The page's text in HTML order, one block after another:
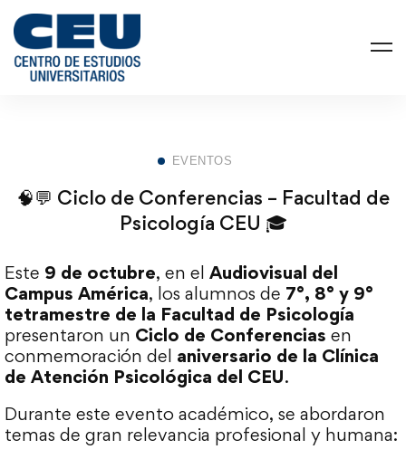
EVENTOS
🧠💬 Ciclo de Conferencias – Facultad de
Psicología CEU 🎓
Este 9 de octubre, en el Audiovisual del
Campus América, los alumnos de 7°, 8° y 9°
tetramestre de la Facultad de Psicología
presentaron un Ciclo de Conferencias en
conmemoración del aniversario de la Clínica
de Atención Psicológica del CEU.
Durante este evento académico, se abordaron
temas de gran relevancia profesional y humana: